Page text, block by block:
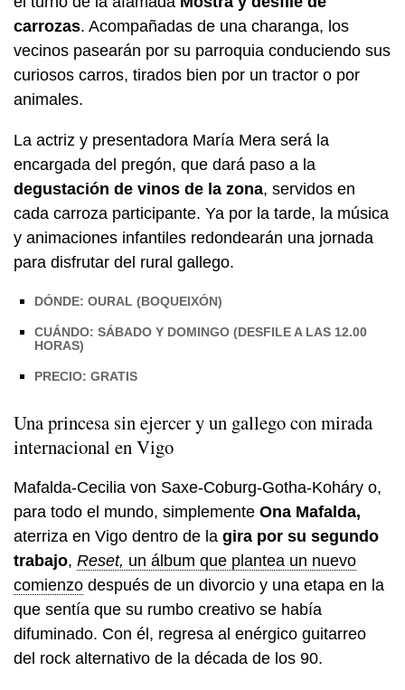
carrozas. Acompañadas de una charanga, los
vecinos pasearán por su parroquia conduciendo sus
curiosos carros, tirados bien por un tractor o por
animales.
La actriz y presentadora María Mera será la
encargada del pregón, que dará paso a la
degustación de vinos de la zona, servidos en
cada carroza participante. Ya por la tarde, la música
y animaciones infantiles redondearán una jornada
para disfrutar del rural gallego.
DÓNDE: OURAL (BOQUEIXÓN)
CUÁNDO: SÁBADO Y DOMINGO (DESFILE A LAS 12.00
HORAS)
PRECIO: GRATIS
Una princesa sin ejercer y un gallego con mirada
internacional en Vigo
Mafalda-Cecilia von Saxe-Coburg-Gotha-Koháry o,
para todo el mundo, simplemente Ona Mafalda,
aterriza en Vigo dentro de la gira por su segundo
trabajo, Reset, un álbum que plantea un nuevo
comienzo después de un divorcio y una etapa en la
que sentía que su rumbo creativo se había
difuminado. Con él, regresa al enérgico guitarreo
del rock alternativo de la década de los 90.